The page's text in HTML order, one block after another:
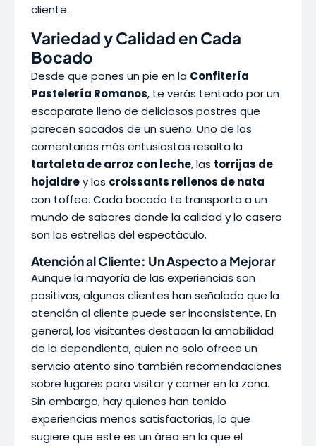
cliente.
Variedad y Calidad en Cada
Bocado
Desde que pones un pie en la Confitería
Pastelería Romanos, te verás tentado por un
escaparate lleno de deliciosos postres que
parecen sacados de un sueño. Uno de los
comentarios más entusiastas resalta la
tartaleta de arroz con leche, las torrijas de
hojaldrey los croissants rellenos de nata
con toffee. Cada bocado te transporta a un
mundo de sabores donde la calidad y lo casero
son las estrellas del espectáculo.
Atención al Cliente: Un Aspecto a Mejorar
Aunque la mayoría de las experiencias son
positivas, algunos clientes han señalado que la
atención al cliente puede ser inconsistente. En
general, los visitantes destacan la amabilidad
de la dependienta, quien no solo ofrece un
servicio atento sino también recomendaciones
sobre lugares para visitar y comer en la zona.
Sin embargo, hay quienes han tenido
experiencias menos satisfactorias, lo que
sugiere que este es un área en la que el